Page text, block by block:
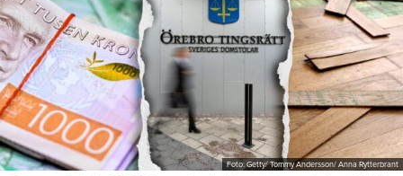
Foto: Getty/ Tommy Andersson/ Anna Rytterbrant